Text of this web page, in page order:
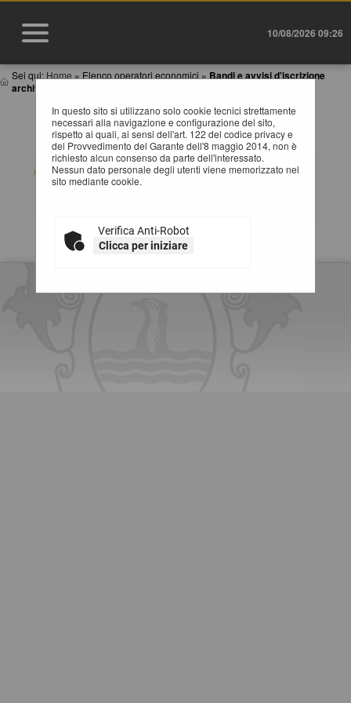
10/08/2026 09:26
Sei qui: Home » Elenco operatori economici » Bandi e avvisi d'iscrizione
archiviati
In questo sito si utilizzano solo cookie tecnici strettamente
necessari alla navigazione e configurazione del sito,
rispetto ai quali, ai sensi dell'art. 122 del codice privacy e
del Provvedimento del Garante dell'8 maggio 2014, non è
richiesto alcun consenso da parte dell'interessato.
Nessun dato personale degli utenti viene memorizzato nel
sito mediante cookie.
Verifica Anti-Robot
Clicca per iniziare
BANDI E AVVISI D'ISCRIZIONE ARCHIVIATI PER
ELENCHI OPERATORI ECONOMICI
Elenco dei bandi d'iscrizione archiviati per gli elenchi
operatori.
La ricerca ha restituito 0 risultati.